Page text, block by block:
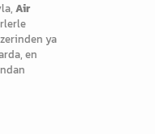
Air
ya
en